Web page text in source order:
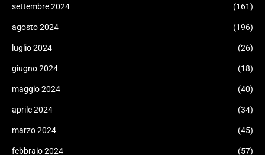
settembre 2024 (161)
agosto 2024 (196)
luglio 2024 (26)
giugno 2024 (18)
maggio 2024 (40)
aprile 2024 (34)
marzo 2024 (45)
febbraio 2024 (57)